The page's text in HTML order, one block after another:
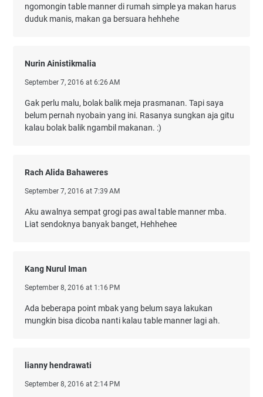
ngomongin table manner di rumah simple ya makan harus
duduk manis, makan ga bersuara hehhehe
Nurin Ainistikmalia
September 7, 2016 at 6:26 AM
Gak perlu malu, bolak balik meja prasmanan. Tapi saya
belum pernah nyobain yang ini. Rasanya sungkan aja gitu
kalau bolak balik ngambil makanan. :)
Rach Alida Bahaweres
September 7, 2016 at 7:39 AM
Aku awalnya sempat grogi pas awal table manner mba.
Liat sendoknya banyak banget, Hehhehee
Kang Nurul Iman
September 8, 2016 at 1:16 PM
Ada beberapa point mbak yang belum saya lakukan
mungkin bisa dicoba nanti kalau table manner lagi ah.
lianny hendrawati
September 8, 2016 at 2:14 PM